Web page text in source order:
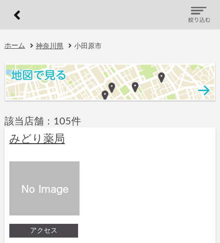
ホーム 神奈川県 小田原市
該当店舗：105件
みどり薬局
アクセス